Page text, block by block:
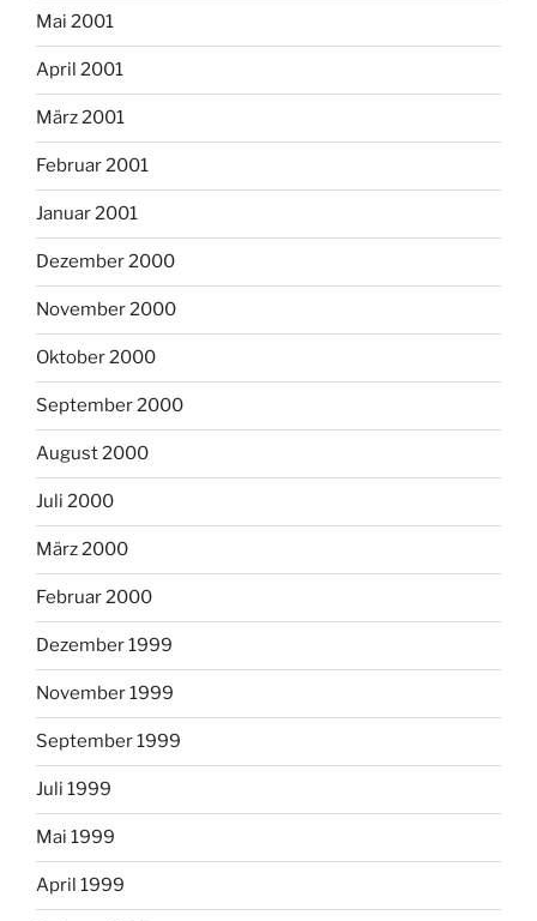
Mai 2001
April 2001
März 2001
Februar 2001
Januar 2001
Dezember 2000
November 2000
Oktober 2000
September 2000
August 2000
Juli 2000
März 2000
Februar 2000
Dezember 1999
November 1999
September 1999
Juli 1999
Mai 1999
April 1999